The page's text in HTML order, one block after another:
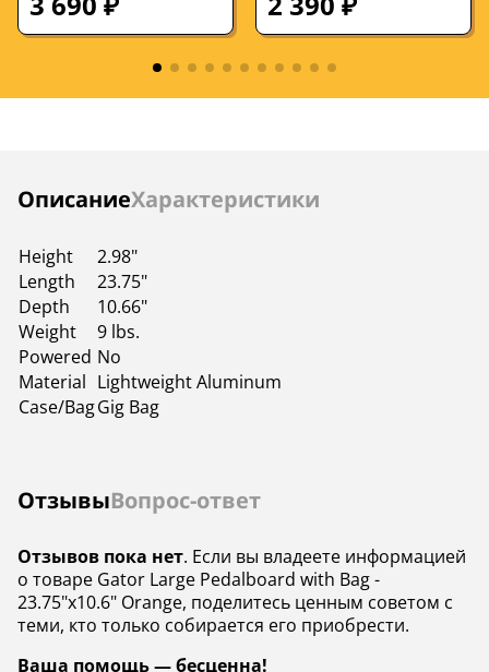
Black 0.15 м (3 штуки)
м (3 штуки)
ОписаниеХарактеристики
Инструкции
Height
2.98"
Length
23.75"
Depth
10.66"
Weight
9 lbs.
Powered No
Material Lightweight Aluminum
Case/BagGig Bag
ОтзывыВопрос-ответ
Отзывов пока нет. Если вы владеете информацией
о товаре Gator Large Pedalboard with Bag -
23.75"x10.6" Orange, поделитесь ценным советом с
теми, кто только собирается его приобрести.
Ваша помощь — бесценна!